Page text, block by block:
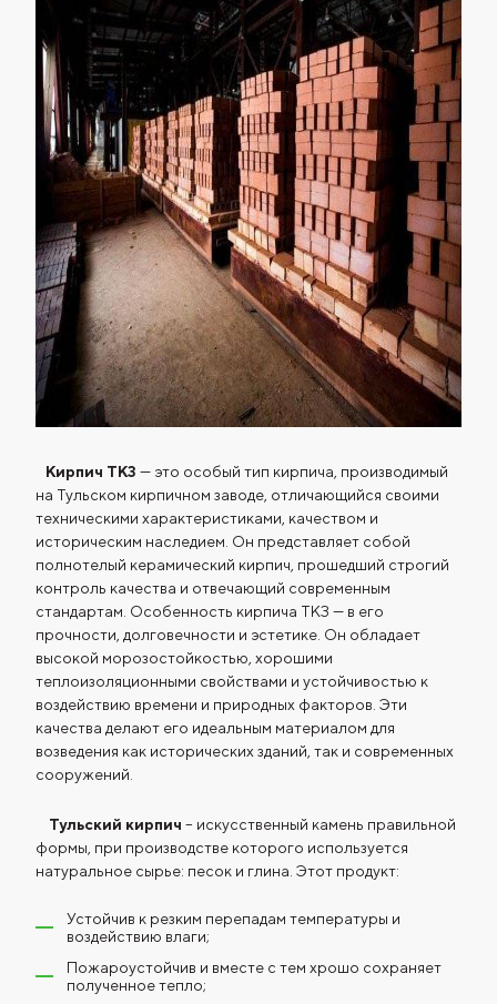
Кирпич ТКЗ — это особый тип кирпича, производимый
на Тульском кирпичном заводе, отличающийся своими
техническими характеристиками, качеством и
историческим наследием. Он представляет собой
полнотелый керамический кирпич, прошедший строгий
контроль качества и отвечающий современным
стандартам. Особенность кирпича ТКЗ — в его
прочности, долговечности и эстетике. Он обладает
высокой морозостойкостью, хорошими
теплоизоляционными свойствами и устойчивостью к
воздействию времени и природных факторов. Эти
качества делают его идеальным материалом для
возведения как исторических зданий, так и современных
сооружений.
Тульский кирпич – искусственный камень правильной
формы, при производстве которого используется
натуральное сырье: песок и глина. Этот продукт:
Устойчив к резким перепадам температуры и
воздействию влаги;
Пожароустойчив и вместе с тем хрошо сохраняет
полученное тепло;